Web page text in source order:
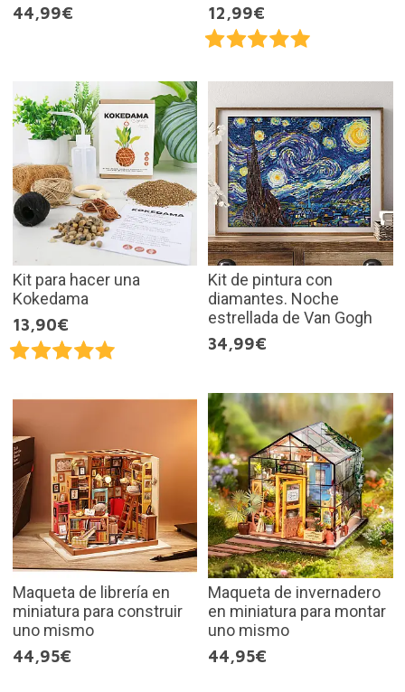
44,99€ 12,99€
Kit para hacer una
Kokedama
13,90€
Kit de pintura con
diamantes. Noche
estrellada de Van Gogh
34,99€
Maqueta de librería en
miniatura para construir
uno mismo
44,95€
Maqueta de invernadero
en miniatura para montar
uno mismo
44,95€